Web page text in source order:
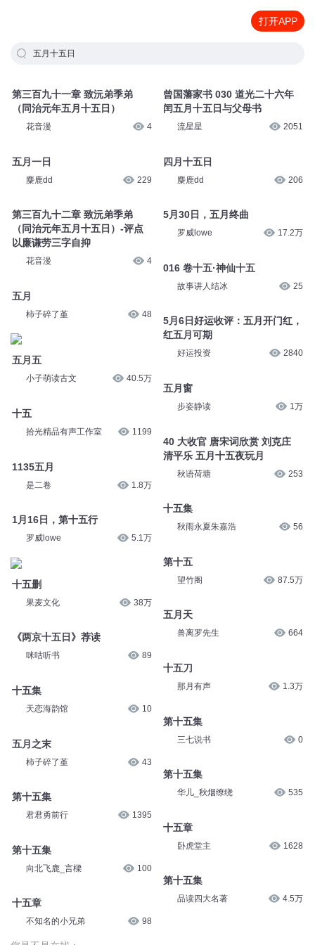
打开APP
五月十五日
第三百九十一章 致沅弟季弟
（同治元年五月十五日）
花音漫 4
五月一日
麋鹿dd 229
第三百九十二章 致沅弟季弟
（同治元年五月十五日）-评点
以廉谦劳三字自抑
花音漫 4
五月
柿子碎了堇 48
五月五
小子萌读古文 40.5万
十五
拾光精品有声工作室 1199
1135五月
是二卷 1.8万
1月16日，第十五行
罗威lowe 5.1万
十五删
果麦文化 38万
《两京十五日》荐读
咪咕听书 89
十五集
天恋海韵馆 10
五月之末
柿子碎了堇 43
第十五集
君君勇前行 1395
第十五集
向北飞鹿_言樑 100
十五章
不知名的小兄弟 98
曾国藩家书 030 道光二十六年
闰五月十五日与父母书
流星星 2051
四月十五日
麋鹿dd 206
5月30日，五月终曲
罗威lowe 17.2万
016 卷十五·神仙十五
故事讲人结冰 25
5月6日好运收评：五月开门红，
红五月可期
好运投资 2840
五月窗
步姿静读 1万
40 大收官 唐宋词欣赏 刘克庄
清平乐 五月十五夜玩月
秋语荷塘 253
十五集
秋雨永夏朱嘉浩 56
第十五
望竹阁 87.5万
五月天
兽离罗先生 664
十五刀
那月有声 1.3万
第十五集
三七说书 0
第十五集
华儿_秋烟缭绕 535
十五章
卧虎堂主 1628
第十五集
品读四大名著 4.5万